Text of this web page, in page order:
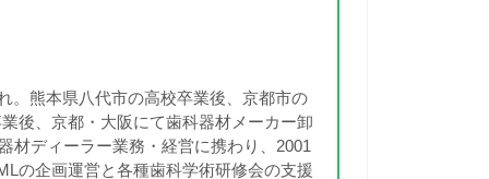
。熊本県八代市の高校卒業後、京都市の
後、京都・大阪にて歯科器材メーカー卸
材ディーラー業務・経営に携わり、2001
の企画運営と各種歯科学術研修会の支援